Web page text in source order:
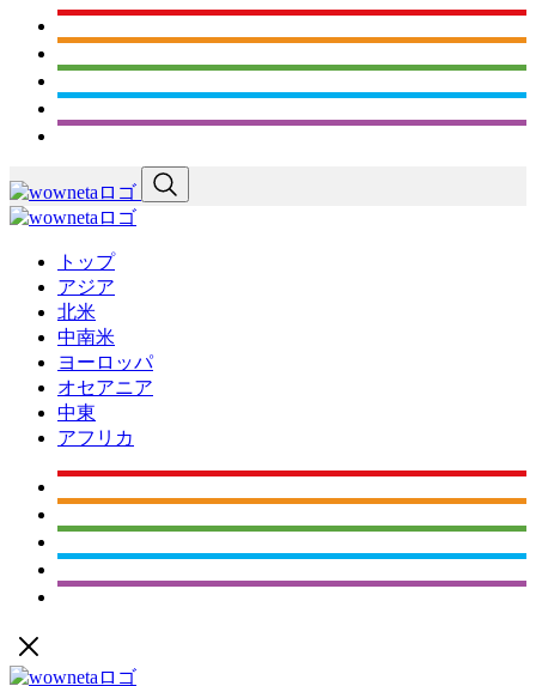
トップ
アジア
北米
中南米
ヨーロッパ
オセアニア
中東
アフリカ